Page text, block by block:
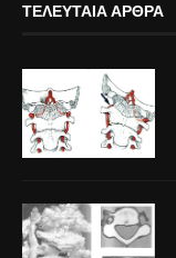
ΤΕΛΕΥΤΑΊΑ ΆΡΘΡΑ